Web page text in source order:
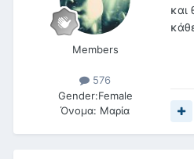
Members
576
Gender:Female
Όνομα: Μαρία
και